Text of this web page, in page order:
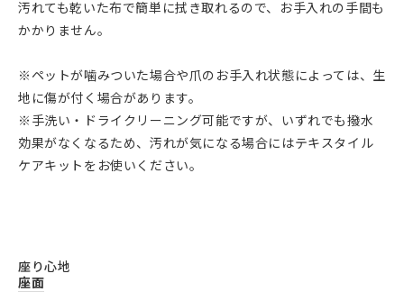
汚れても乾いた布で簡単に拭き取れるので、お手入れの手間も
かかりません。
※ペットが噛みついた場合や爪のお手入れ状態によっては、生
地に傷が付く場合があります。
※手洗い・ドライクリーニング可能ですが、いずれでも撥水
効果がなくなるため、汚れが気になる場合にはテキスタイル
ケアキットをお使いください。
座り心地
座面